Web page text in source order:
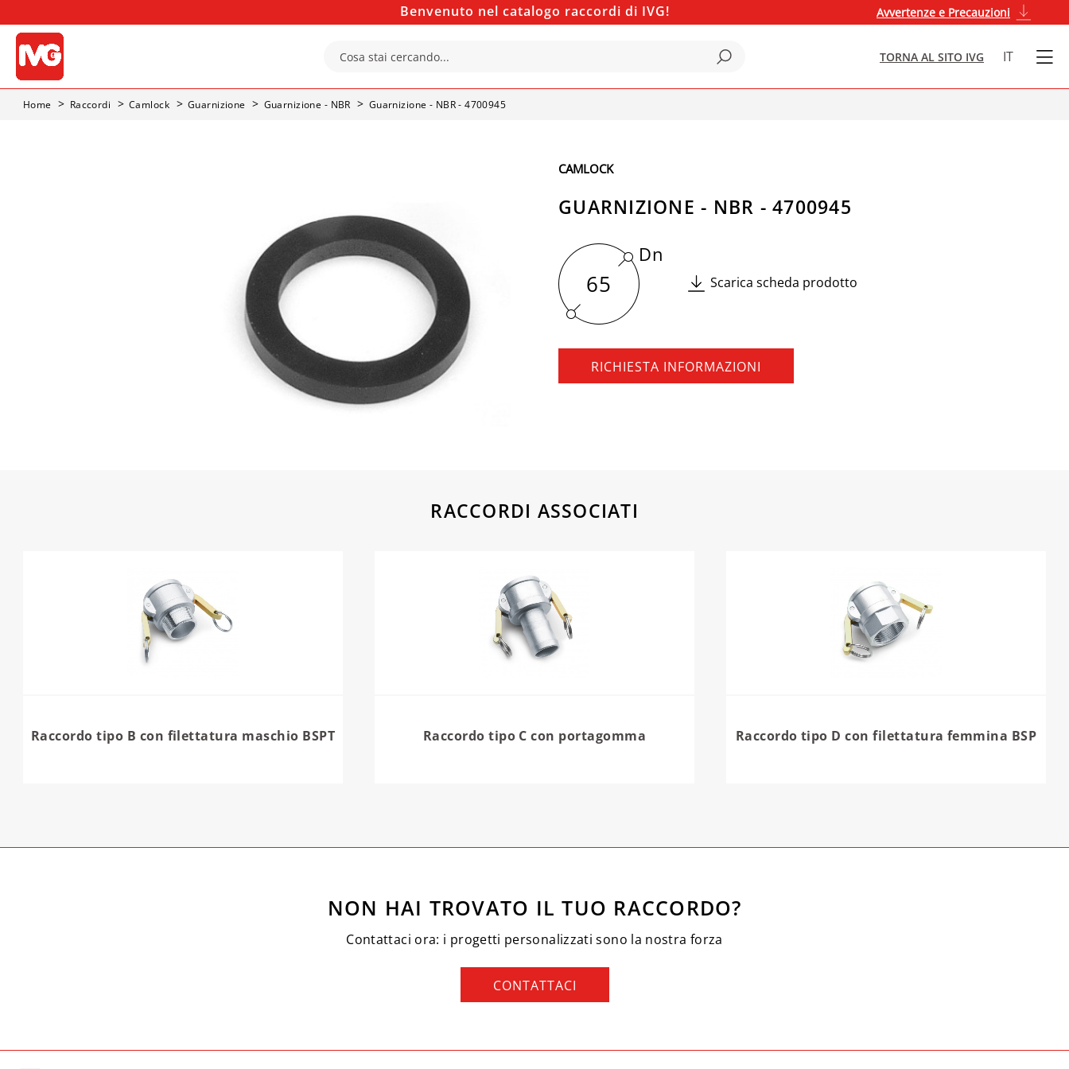
Benvenuto nel catalogo raccordi di IVG! Avvertenze e Precauzioni
TORNA AL SITO IVG IT
Home Raccordi Camlock Guarnizione Guarnizione - NBR Guarnizione - NBR - 4700945
CAMLOCK
GUARNIZIONE - NBR - 4700945
65
Dn
Scarica scheda prodotto
RICHIESTA INFORMAZIONI
RACCORDI ASSOCIATI
Raccordo tipo B con filettatura maschio BSPT Raccordo tipo C con portagomma Raccordo tipo D con filettatura femmina BSP
NON HAI TROVATO IL TUO RACCORDO?
Contattaci ora: i progetti personalizzati sono la nostra forza
CONTATTACI